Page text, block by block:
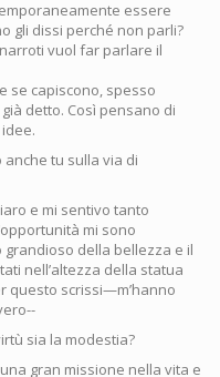
essere
gli dissi perché non parli?
vuol far parlare il
se capiscono, spesso
detto. Così pensano di
tu sulla via di
e mi sentivo tanto
mi sono
grandioso della bellezza e il
nell’altezza della statua
questo scrissi—m’hanno
sia la modestia?
gran missione nella vita e